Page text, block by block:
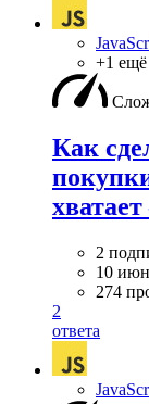
+1 ещё
Как
2
10
274
2
ответа